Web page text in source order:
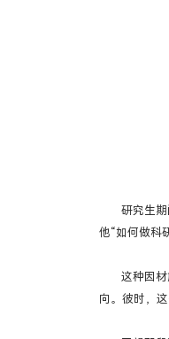
研究生
他“如何做科
这种因
向。彼时，